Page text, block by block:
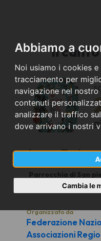
Abbiamo a
Noi usiamo i cookies
tracciamento per
navigazione nel
contenuti
analizzare il traffico
dove arrivano i nostri
Cambia le
Il
Lanzo
Parrocchia di San
Organizzato da
Federazione
Associazioni